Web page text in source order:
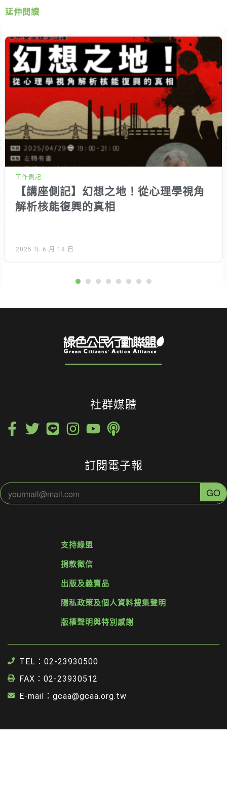
延伸閱讀
工作側記
【講座側記】幻想之地！從心理學視角
解析核能復興的真相
2025 年 6 月 18 日
社群媒體
訂閱電子報
支持綠盟
捐款徵信
出版及義賣品
隱私政策及個人資料搜集聲明
版權聲明與特別感謝
TEL：02-23930500
FAX：02-23930512
E-mail：gcaa@gcaa.org.tw